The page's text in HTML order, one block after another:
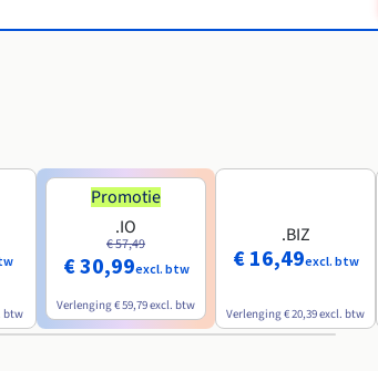
btw
Promotie
.IO
€ 57,49
€ 30,99excl. btw
Verlenging € 59,79excl. btw
.BIZ
€ 16,49excl. btw
Verlenging € 20,39excl. btw